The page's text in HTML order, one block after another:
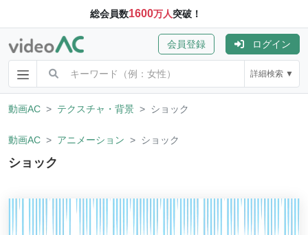
総会員数1600万人突破！
会員登録 ログイン
詳細検索 ▼
動画AC テクスチャ・背景 ショック
動画AC アニメーション ショック
ショック